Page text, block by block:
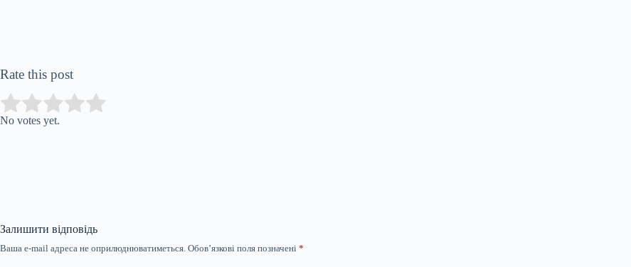
Rate this post
Rate this item:
No votes yet.
Залишити відповідь
Ваша e-mail адреса не оприлюднюватиметься. Обов’язкові поля позначені *